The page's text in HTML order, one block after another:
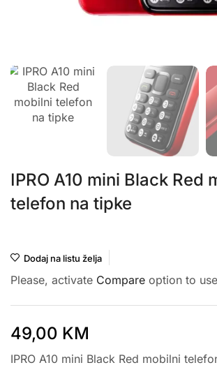
IPRO A10 mini Black Red
telefon na tipke
Dodaj na listu želja
Please, activate Compare option to
49,00 KM
IPRO A10 mini Black Red mobilni